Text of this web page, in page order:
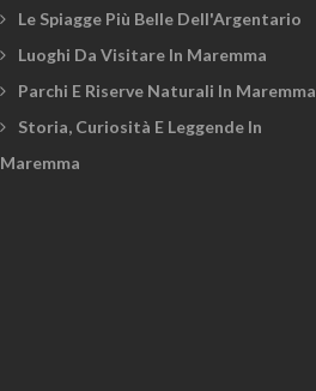
Le Spiagge Più Belle Dell'Argentario
Luoghi Da Visitare In Maremma
Parchi E Riserve Naturali In Maremma
Storia, Curiosità E Leggende In
Maremma